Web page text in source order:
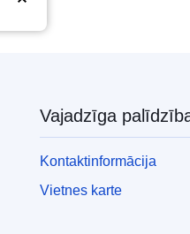
Vajadzīga
Kontaktinformācija
Vietnes karte